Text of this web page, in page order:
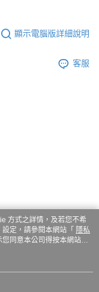
易完成。
您需要取消訂單，請聯絡
面顯示為準，若有關於
易相關給付款項請求債
之同意方可使用
，本公司不負相關責
之用戶狀況，依本公司即
形，本公司將視審查結果
若發現惡意使用之情形，
並採取法律行動。
顯示電腦版詳細說明
客服
方式之詳情，及若您不希
定，請參閱本網站「 隱私
同意本公司得按本網站使